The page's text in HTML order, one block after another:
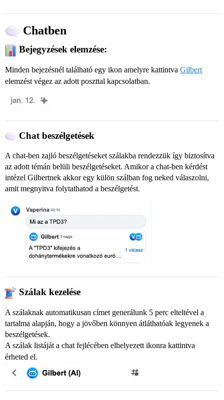
Chatben
Bejegyzések elemzése:
Minden bejezésnél található egy ikon amelyre kattintva Gilbert
elemzést végez az adott poszttal kapcsolatban.
Chat beszélgetések
A chat-ben zajló beszélgetéseket szálakba rendezzük így biztosítva
az adott témán belüli beszélgetéseket. Amikor a chat-ben kérdést
intézel Gilbertnek akkor egy külön szálban fog neked válaszolni,
amit megnyitva folytathatod a beszélgetést.
Szálak kezelése
A szálaknak automatikusan címet generálunk 5 perc elteltével a
tartalma alapján, hogy a jövőben könnyen átláthatóak legyenek a
beszélgetések.
A szálak listáját a chat fejlécében elhelyezett ikonra kattintva
érheted el.